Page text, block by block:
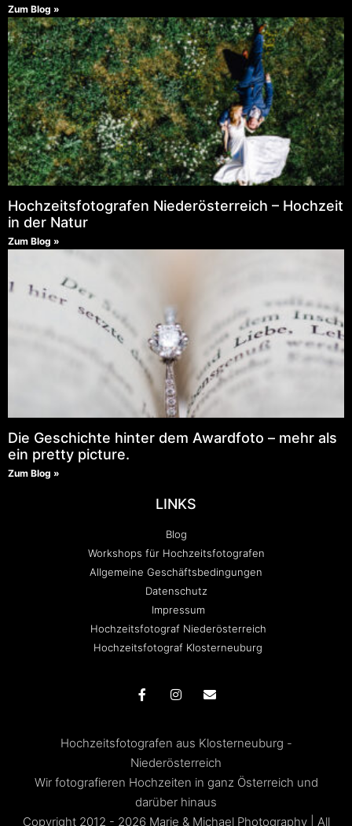
Zum Blog »
Hochzeitsfotografen Niederösterreich – Hochzeit
in der Natur
Zum Blog »
Die Geschichte hinter dem Awardfoto – mehr als
ein pretty picture.
Zum Blog »
LINKS
Blog
Workshops für Hochzeitsfotografen
Allgemeine Geschäftsbedingungen
Datenschutz
Impressum
Hochzeitsfotograf Niederösterreich
Hochzeitsfotograf Klosterneuburg
Hochzeitsfotografen aus Klosterneuburg -
Niederösterreich
Wir fotografieren Hochzeiten in ganz Österreich und
darüber hinaus
Copyright 2012 - 2026 Marie & Michael Photography | All